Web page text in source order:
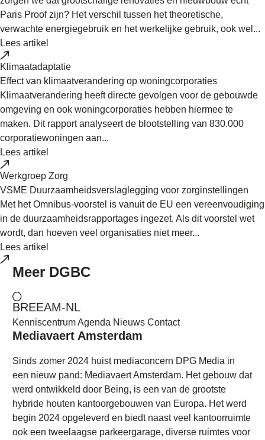
Paris Proof zijn? Het verschil tussen het theoretische,
verwachte energiegebruik en het werkelijke gebruik, ook wel...
Lees artikel
Klimaatadaptatie
Effect van klimaatverandering op woningcorporaties
Klimaatverandering heeft directe gevolgen voor de gebouwde
omgeving en ook woningcorporaties hebben hiermee te
maken. Dit rapport analyseert de blootstelling van 830.000
corporatiewoningen aan...
Lees artikel
Werkgroep Zorg
VSME Duurzaamheidsverslaglegging voor zorginstellingen
Met het Omnibus-voorstel is vanuit de EU een vereenvoudiging
in de duurzaamheidsrapportages ingezet. Als dit voorstel wet
wordt, dan hoeven veel organisaties niet meer...
Lees artikel
Meer DGBC
BREEAM-NL
KenniscentrumAgenda NieuwsContact
Mediavaert Amsterdam
Sinds zomer 2024 huist mediaconcern DPG Media in
een nieuw pand: Mediavaert Amsterdam. Het gebouw dat
werd ontwikkeld door Being, is een van de grootste
hybride houten kantoorgebouwen van Europa. Het werd
begin 2024 opgeleverd en biedt naast veel kantoorruimte
ook een tweelaagse parkeergarage, diverse ruimtes voor